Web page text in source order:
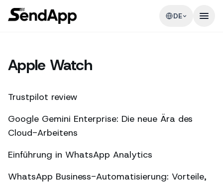
DE
Apple Watch
Trustpilot review
Google Gemini Enterprise: Die neue Ära des
Cloud-Arbeitens
Einführung in WhatsApp Analytics
WhatsApp Business-Automatisierung: Vorteile,